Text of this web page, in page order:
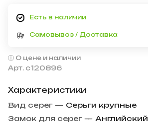
Арт. с120896
Характеристики
Вид серег — Серьги крупные
Замок для серег — Английский
Есть в наличии
Самовывоз / Доставка
О цене и наличии